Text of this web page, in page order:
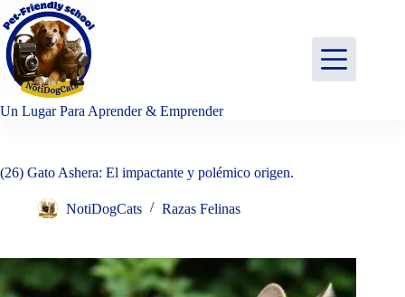
Saltar
al
contenido
Un Lugar Para Aprender & Emprender
(26) Gato Ashera: El impactante y polémico origen.
NotiDogCats Razas Felinas